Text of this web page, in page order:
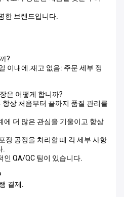
한 브랜드입니다.
?
이내에.재고 없음: 주문 세부 정
은 어떻게 합니까?
상 처음부터 끝까지 품질 관리를
에 더 많은 관심을 기울이고 항상
장 공정을 처리할 때 각 세부 사항
.
인 QA/QC 팀이 있습니다.
결제.